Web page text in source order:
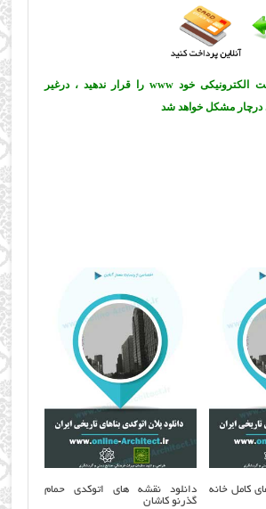
» لطفا در ابتدای پست الکترونیکی خود www را قرار ندهید ، درغیر
درچار مشکل خواهد شد
کامل خانه
دانلود نقشه های اتوکدی حمام
گذرنو کاشان